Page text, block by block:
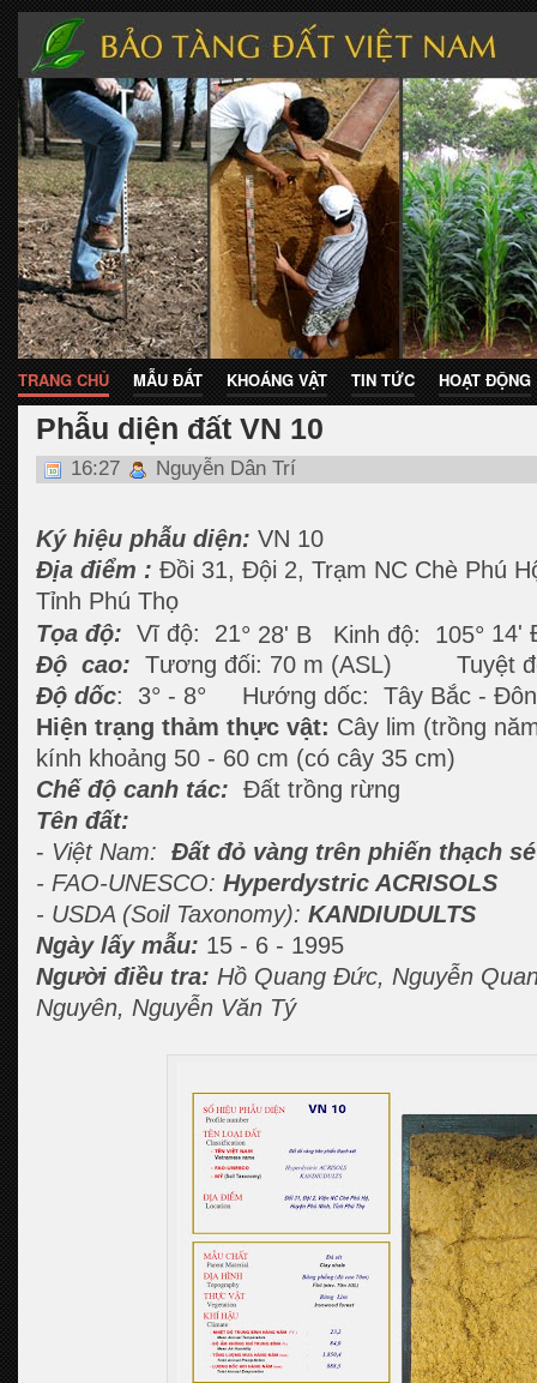
TRANG CHỦ MẪU ĐẤT KHOÁNG VẬT TIN TỨC HOẠT ĐỘNG
Phẫu diện đất VN 10
16:27 Nguyễn Dân Trí
Ký hiệu phẫu diện: VN 10
Địa điểm : Đồi 31, Đội 2, Trạm NC Chè Phú
Tỉnh Phú Thọ
Tọa độ: Vĩ độ: 21° 28' B Kinh độ: 105° 14'
Độ cao: Tương đối: 70 m (ASL) Tuyệt
Độ dốc: 3° - 8° Hướng dốc: Tây Bắc -
Hiện trạng thảm thực vật: Cây lim (trồng
kính khoảng 50 - 60 cm (có cây 35 cm)
Chế độ canh tác: Đất trồng rừng
Tên đất:
- Việt Nam: Đất đỏ vàng trên phiến thạch
- FAO-UNESCO: Hyperdystric ACRISOLS
- USDA (Soil Taxonomy): KANDIUDULTS
Ngày lấy mẫu: 15 - 6 - 1995
Người điều tra: Hồ Quang Đức, Nguyễn
Nguyên, Nguyễn Văn Tý